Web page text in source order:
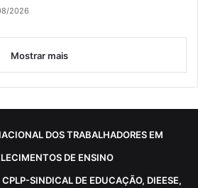
2026
Mostrar mais
DOS TRABALHADORES EM
DE ENSINO
SINDICAL DE EDUCAÇÃO, DIEESE,